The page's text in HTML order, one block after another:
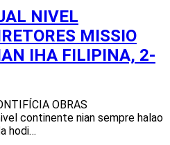
NIVEL
MISSIO
IHA FILIPINA, 2-
OBRAS
continente nian sempre halao
hodi…